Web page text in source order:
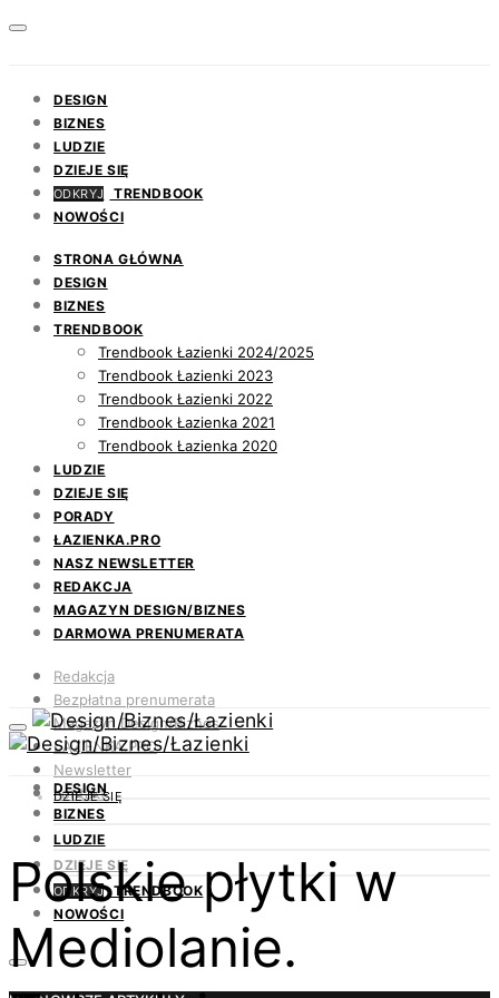
DESIGN
BIZNES
LUDZIE
DZIEJE SIĘ
ODKRYJ
TRENDBOOK
NOWOŚCI
STRONA GŁÓWNA
DESIGN
BIZNES
TRENDBOOK
Trendbook Łazienki 2024/2025
Trendbook Łazienki 2023
Trendbook Łazienki 2022
Trendbook Łazienka 2021
Trendbook Łazienka 2020
LUDZIE
DZIEJE SIĘ
PORADY
ŁAZIENKA.PRO
NASZ NEWSLETTER
REDAKCJA
MAGAZYN DESIGN/BIZNES
DARMOWA PRENUMERATA
Redakcja
Bezpłatna prenumerata
Magazyn Design/Biznes
ŁAZIENKA.PRO
Newsletter
Kontakt
DESIGN
BIZNES
LUDZIE
DZIEJE SIĘ
ODKRYJ TRENDBOOK
NOWOŚCI
DZIEJE SIĘ
Polskie płytki w
Mediolanie.